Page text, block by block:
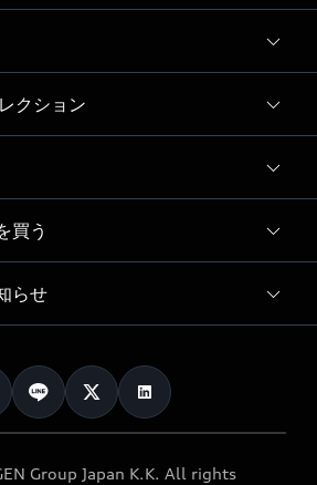
デル
クション
ト
買う
らせ
ーン
Group Japan K.K. All rights